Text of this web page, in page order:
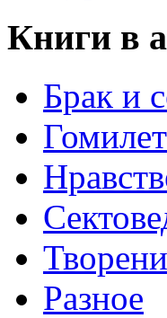
Книги в
Брак и
Разное